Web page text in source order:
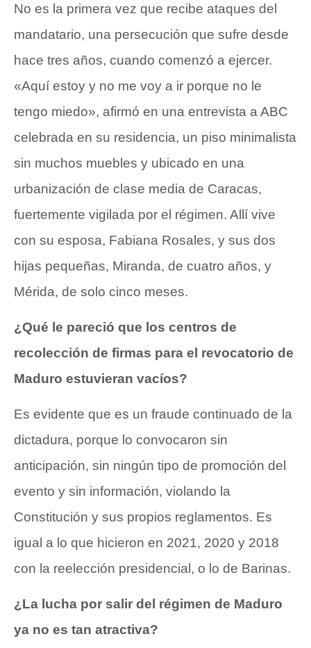
No es la primera vez que recibe ataques del
mandatario, una persecución que sufre desde
hace tres años, cuando comenzó a ejercer.
«Aquí estoy y no me voy a ir porque no le
tengo miedo», afirmó en una entrevista a ABC
celebrada en su residencia, un piso minimalista
sin muchos muebles y ubicado en una
urbanización de clase media de Caracas,
fuertemente vigilada por el régimen. Allí vive
con su esposa, Fabiana Rosales, y sus dos
hijas pequeñas, Miranda, de cuatro años, y
Mérida, de solo cinco meses.
¿Qué le pareció que los centros de
recolección de firmas para el revocatorio de
Maduro estuvieran vacíos?
Es evidente que es un fraude continuado de la
dictadura, porque lo convocaron sin
anticipación, sin ningún tipo de promoción del
evento y sin información, violando la
Constitución y sus propios reglamentos. Es
igual a lo que hicieron en 2021, 2020 y 2018
con la reelección presidencial, o lo de Barinas.
¿La lucha por salir del régimen de Maduro
ya no es tan atractiva?